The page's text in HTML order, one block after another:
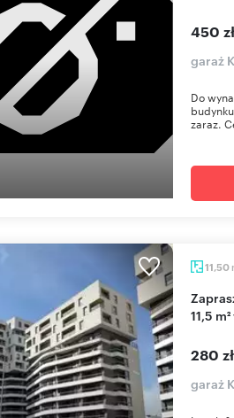
450
garaż
Do
zaraz.
11,50
Zapraszam do wynajęcia miejsca postojowego
11,5
280
garaż